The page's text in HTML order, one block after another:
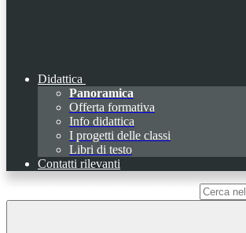
Didattica
Panoramica
Offerta formativa
Info didattica
I progetti delle classi
Libri di testo
Contatti rilevanti